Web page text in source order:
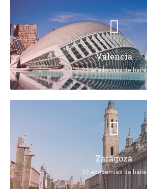
Valencia
22 academias de baile
Zaragoza
22 academias de baile